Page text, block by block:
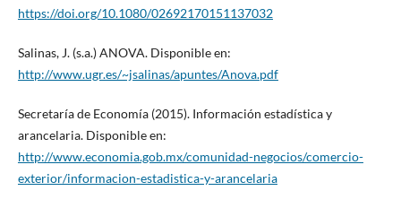
https://doi.org/10.1080/02692170151137032
Salinas, J. (s.a.) ANOVA. Disponible en:
http://www.ugr.es/~jsalinas/apuntes/Anova.pdf
Secretaría de Economía (2015). Información estadística y
arancelaria. Disponible en:
http://www.economia.gob.mx/comunidad-negocios/comercio-
exterior/informacion-estadistica-y-arancelaria